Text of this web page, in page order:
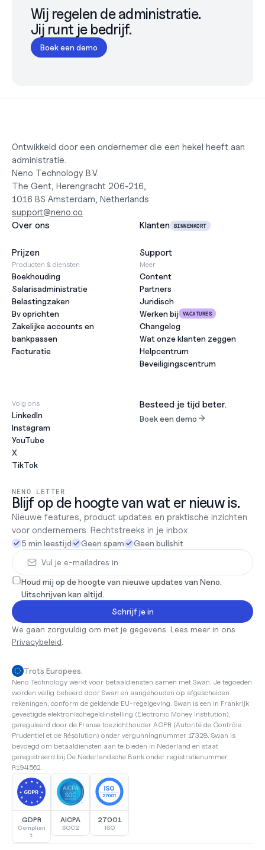
Wij regelen de administratie.
Jij runt je bedrijf.
Boek een demo
Ontwikkeld door een ondernemer die een hekel heeft aan
administratie.
Neno Technology B.V.
The Gent, Herengracht 206-216,
1016 BS Amsterdam, Netherlands
support@neno.co
Over ons
Klanten BINNENKORT
Prijzen Support
Producten & diensten
Boekhouding
Salarisadministratie
Belastingzaken
Bv oprichten
Zakelijke accounts en
bankpassen
Facturatie
Meer
Content
Partners
Juridisch
Werken bij
VACATURES
Changelog
Wat onze klanten zeggen
Helpcentrum
Beveiligingscentrum
Volg ons
LinkedIn
Instagram
YouTube
X
TikTok
Besteed je tijd beter.
Boek een demo
NENO LETTER
Blijf op de hoogte van wat er nieuw is.
Nieuwe features, product updates en praktische inzichten
voor ondernemers. Rechtstreeks in je inbox.
5 min leestijd Geen spam Geen bullshit
Schrijf je in
Houd mij op de hoogte van nieuwe updates van Neno.
Uitschrijven kan altijd.
Privacybeleid
Trots Europees.
Neno Technology werkt voor betaaldiensten samen met Swan. Je tegoeden
worden veilig beheerd door Swan en aangehouden op afgescheiden
rekeningen, conform de geldende EU-regelgeving. Swan is een in Frankrijk
gevestigde elektronischegeldinstelling (Electronic Money Institution),
gereguleerd door de Franse toezichthouder ACPR (Autorité de Contrôle
Prudentiel et de Résolution) onder vergunningnummer 17328. Swan is
bevoegd om betaaldiensten aan te bieden in Nederland en staat
geregistreerd bij De Nederlandsche Bank onder registratienummer
R194562.
GDPR
Complian
t
AICPA
SOC2
27001
ISO